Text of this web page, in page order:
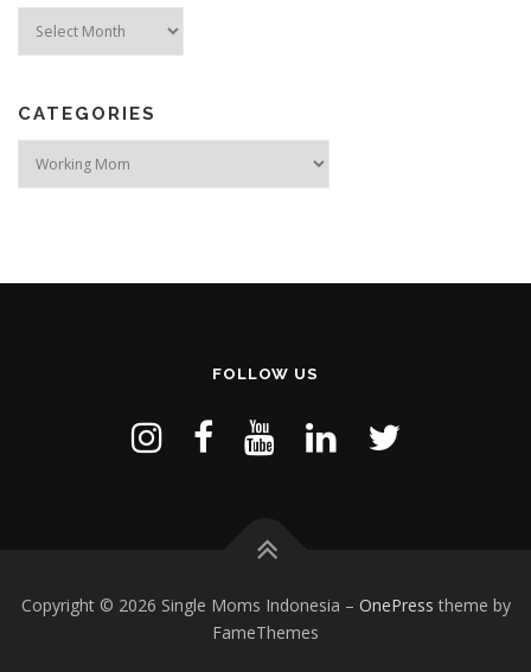
CATEGORIES
FOLLOW US
Copyright © 2026 Single Moms Indonesia – OnePress theme by
FameThemes